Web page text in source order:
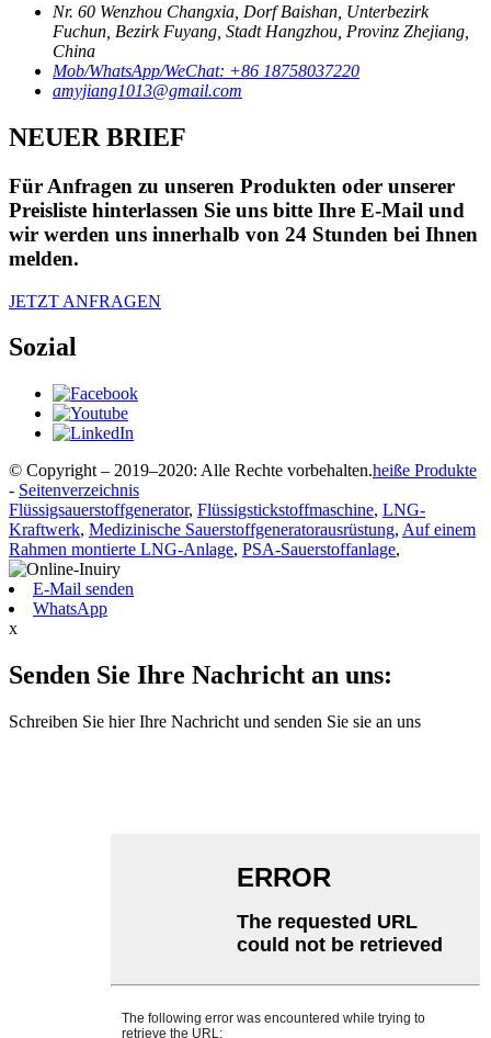
Nr. 60 Wenzhou Changxia, Dorf Baishan, Unterbezirk
Fuchun, Bezirk Fuyang, Stadt Hangzhou, Provinz Zhejiang,
China
Mob/WhatsApp/WeChat: +86 18758037220
amyjiang1013@gmail.com
NEUER BRIEF
Für Anfragen zu unseren Produkten oder unserer
Preisliste hinterlassen Sie uns bitte Ihre E-Mail und
wir werden uns innerhalb von 24 Stunden bei Ihnen
melden.
JETZT ANFRAGEN
Sozial
© Copyright – 2019–2020: Alle Rechte vorbehalten.heiße Produkte
- Seitenverzeichnis
Flüssigsauerstoffgenerator, Flüssigstickstoffmaschine, LNG-
Kraftwerk, Medizinische Sauerstoffgeneratorausrüstung, Auf einem
Rahmen montierte LNG-Anlage, PSA-Sauerstoffanlage,
E-Mail senden
WhatsApp
x
Senden Sie Ihre Nachricht an uns:
Schreiben Sie hier Ihre Nachricht und senden Sie sie an uns